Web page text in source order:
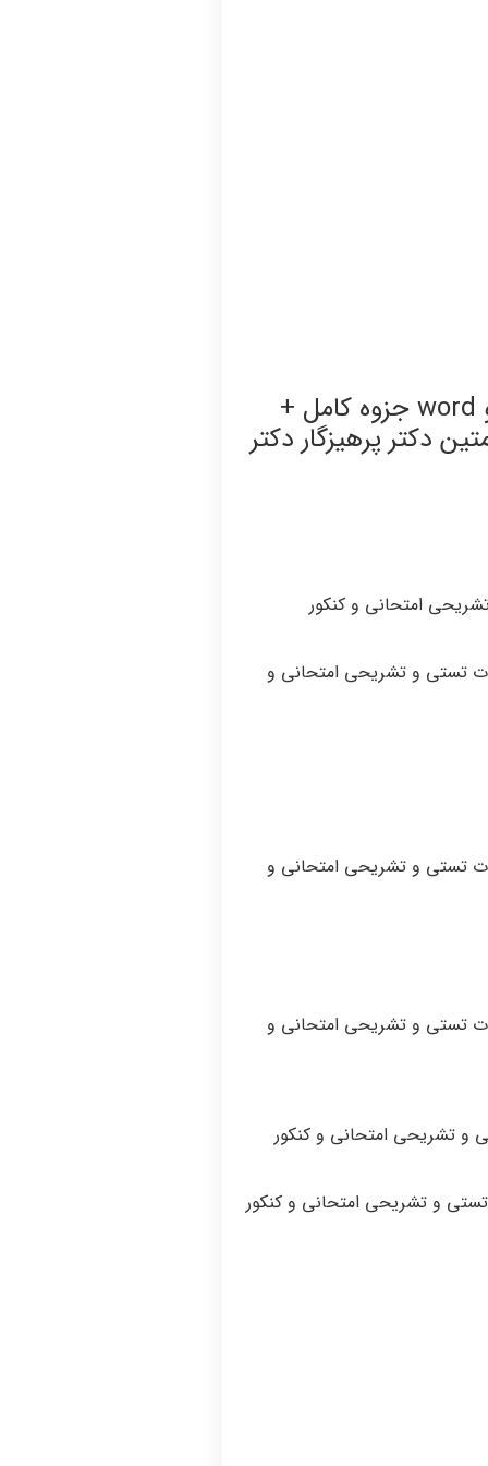
دانلود جزوه خلاصه کتاب مدیریت رفتار سازمانی پیشرفته استیفن پی رابینز به زبان فارسی pdf و word جزوه کامل +
دکتر پرهیزگار دكتر